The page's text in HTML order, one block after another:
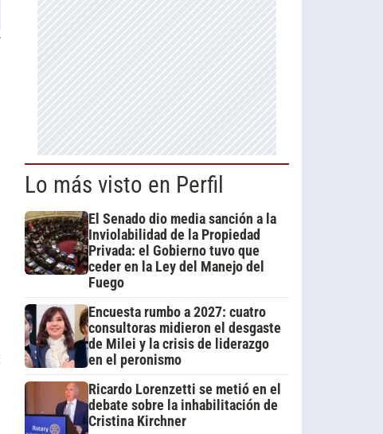
Lo más visto en Perfil
El Senado dio media sanción a la
Inviolabilidad de la Propiedad
Privada: el Gobierno tuvo que
ceder en la Ley del Manejo del
Fuego
Encuesta rumbo a 2027: cuatro
consultoras midieron el desgaste
de Milei y la crisis de liderazgo
en el peronismo
Ricardo Lorenzetti se metió en el
debate sobre la inhabilitación de
Cristina Kirchner